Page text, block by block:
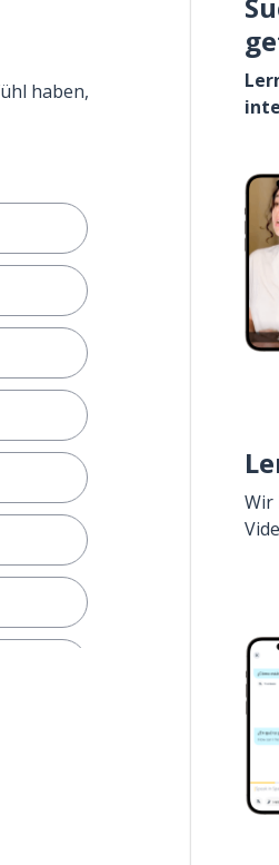
haben,
Wir